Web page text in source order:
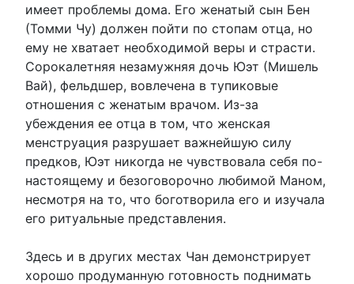
имеет проблемы дома. Его женатый сын Бен
(Томми Чу) должен пойти по стопам отца, но
ему не хватает необходимой веры и страсти.
Сорокалетняя незамужняя дочь Юэт (Мишель
Вай), фельдшер, вовлечена в тупиковые
отношения с женатым врачом. Из-за
убеждения ее отца в том, что женская
менструация разрушает важнейшую силу
предков, Юэт никогда не чувствовала себя по-
настоящему и безоговорочно любимой Маном,
несмотря на то, что боготворила его и изучала
его ритуальные представления.
Здесь и в других местах Чан демонстрирует
хорошо продуманную готовность поднимать